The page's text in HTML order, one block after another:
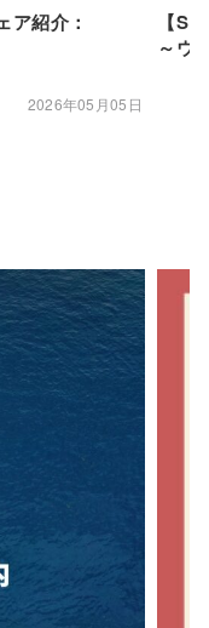
ア紹介：
2026年05月05日
【
～ウ